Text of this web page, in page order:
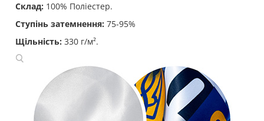
Склад: 100% Поліестер.
Ступінь затемнення: 75-95%
Щільність: 330 г/м².